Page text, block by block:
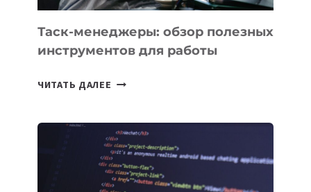
УЖЕ
СЕГОДНЯ
Таск-менеджеры: обзор полезных
инструментов для работы
ЧИТАТЬ ДАЛЕЕ ТАСК-
ПОЛЕЗНЫХ
ИНСТРУМЕНТОВ
ДЛЯ
РАБОТЫ